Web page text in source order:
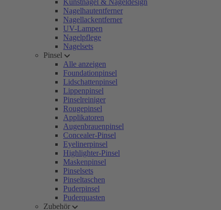
Kunstnägel & Nageldesign
Nagelhautentferner
Nagellackentferner
UV-Lampen
Nagelpflege
Nagelsets
Pinsel
Alle anzeigen
Foundationpinsel
Lidschattenpinsel
Lippenpinsel
Pinselreiniger
Rougepinsel
Applikatoren
Augenbrauenpinsel
Concealer-Pinsel
Eyelinerpinsel
Highlighter-Pinsel
Maskenpinsel
Pinselsets
Pinseltaschen
Puderpinsel
Puderquasten
Zubehör